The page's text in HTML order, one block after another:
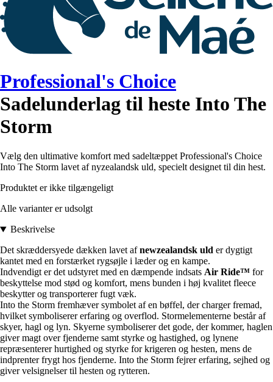
Professional's Choice
Sadelunderlag til heste Into The
Storm
Vælg den ultimative komfort med sadeltæppet Professional's Choice
Into The Storm lavet af nyzealandsk uld, specielt designet til din hest.
Produktet er ikke tilgængeligt
Alle varianter er udsolgt
Beskrivelse
Det skræddersyede dækken lavet afnewzealandsk uld er dygtigt
kantet med en forstærket rygsøjle i læder og en kampe.
Indvendigt er det udstyret med en dæmpende indsats Air Ride™ for
beskyttelse mod stød og komfort, mens bunden i høj kvalitet fleece
beskytter og transporterer fugt væk.
Into the Storm fremhæver symbolet af en bøffel, der charger fremad,
hvilket symboliserer erfaring og overflod. Stormelementerne består af
skyer, hagl og lyn. Skyerne symboliserer det gode, der kommer, haglen
giver magt over fjenderne samt styrke og hastighed, og lynene
repræsenterer hurtighed og styrke for krigeren og hesten, mens de
indprenter frygt hos fjenderne. Into the Storm fejrer erfaring, sejhed og
giver velsignelser til hesten og rytteren.